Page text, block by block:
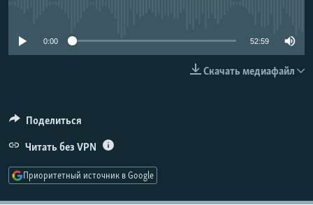
ПОДПИШИТЕСЬ НА РАССЫЛКУ
Все сайты РСЕ/РС
0:00 52:59
Скачать медиафайл
Поделиться
Читать без VPN
Приоритетный источник в Google